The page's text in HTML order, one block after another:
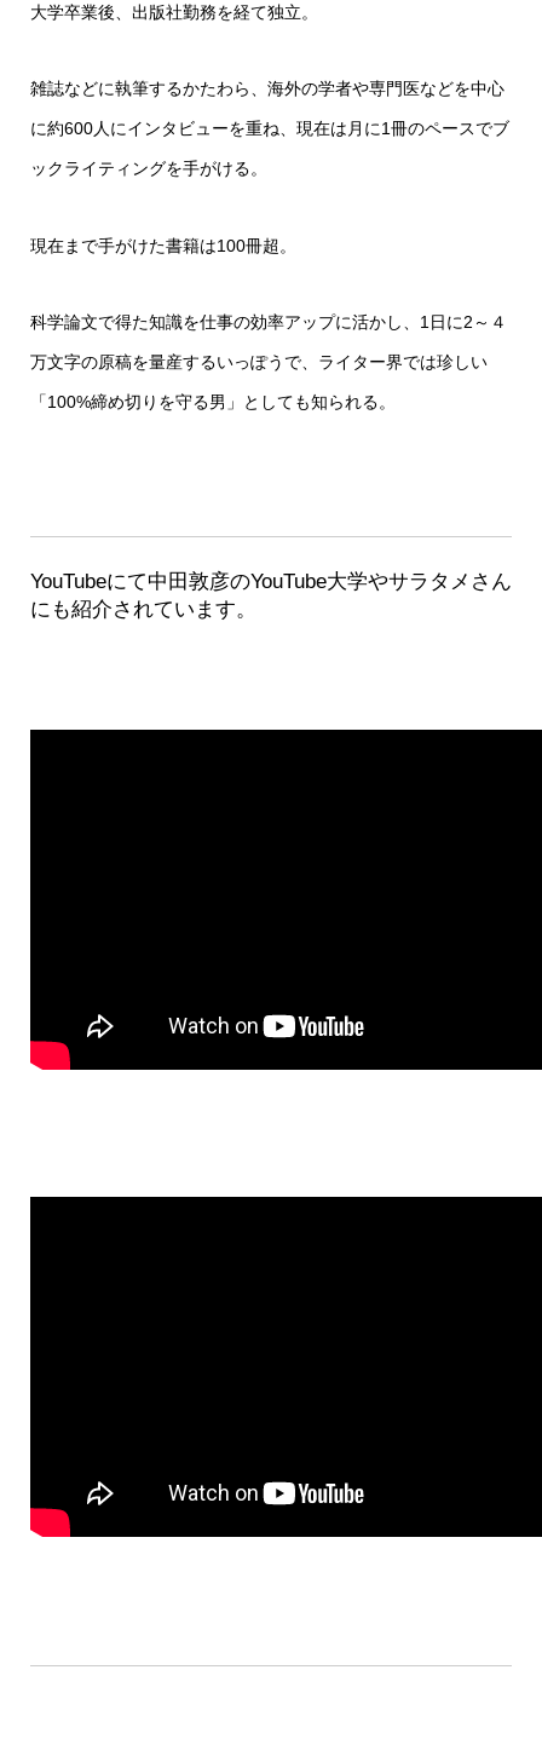
大学卒業後、出版社勤務を経て独立。
雑誌などに執筆するかたわら、海外の学者や専門医などを中心
に約600人にインタビューを重ね、現在は月に1冊のペースでブ
ックライティングを手がける。
現在まで手がけた書籍は100冊超。
科学論文で得た知識を仕事の効率アップに活かし、1日に2～４
万文字の原稿を量産するいっぽうで、ライター界では珍しい
「100%締め切りを守る男」としても知られる。
YouTubeにて中田敦彦のYouTube大学やサラタメさん
にも紹介されています。